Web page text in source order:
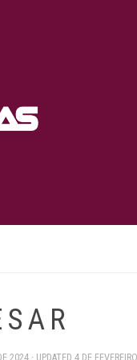
A R
2024 · UPDATED 4 DE